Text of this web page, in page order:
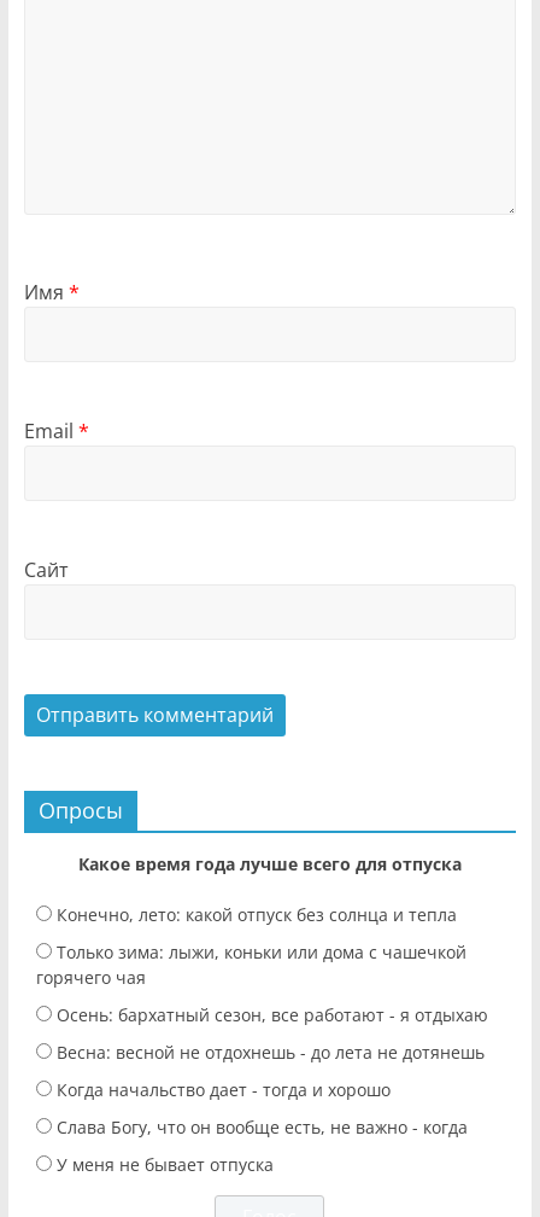
Имя *
Email *
Сайт
Опросы
Какое время года лучше всего для отпуска
Конечно, лето: какой отпуск без солнца и тепла
Только зима: лыжи, коньки или дома с чашечкой
горячего чая
Осень: бархатный сезон, все работают - я отдыхаю
Весна: весной не отдохнешь - до лета не дотянешь
Когда начальство дает - тогда и хорошо
Слава Богу, что он вообще есть, не важно - когда
У меня не бывает отпуска